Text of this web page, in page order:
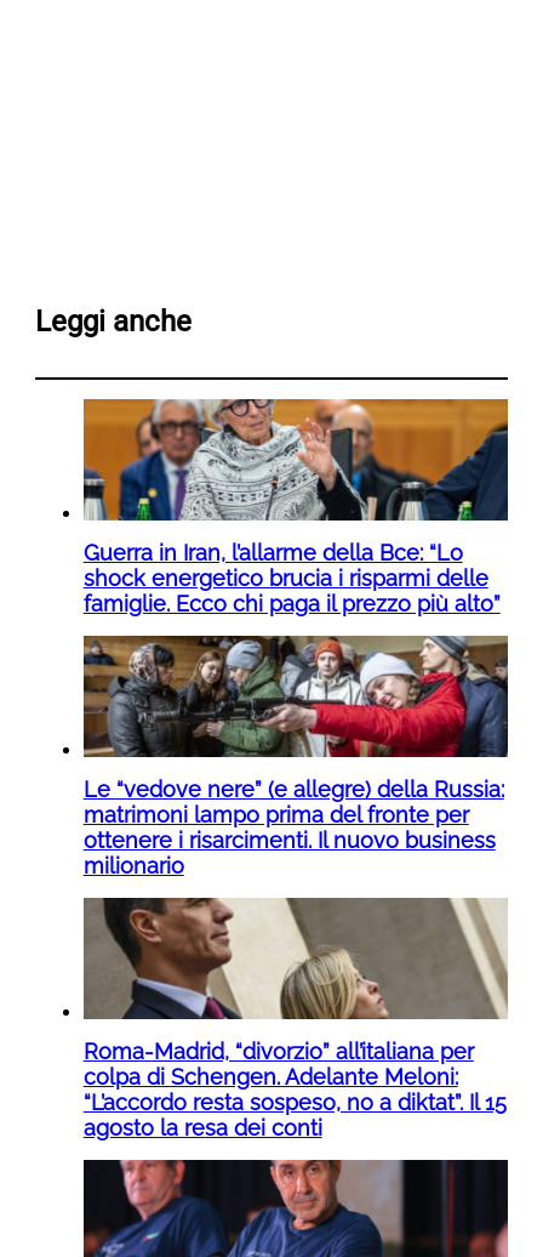
Leggi anche
Guerra in Iran, l’allarme della Bce: “Lo
shock energetico brucia i risparmi delle
famiglie. Ecco chi paga il prezzo più alto”
Le “vedove nere” (e allegre) della Russia:
matrimoni lampo prima del fronte per
ottenere i risarcimenti. Il nuovo business
milionario
Roma-Madrid, “divorzio” all’italiana per
colpa di Schengen. Adelante Meloni:
“L’accordo resta sospeso, no a diktat”. Il 15
agosto la resa dei conti